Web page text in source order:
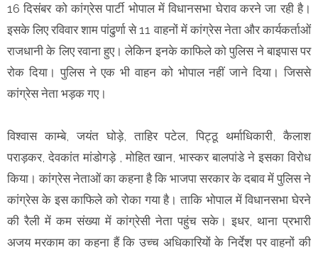
16 दिसंबर को कांग्रेस पार्टी भोपाल में विधानसभा घेराव करने जा रही है।
इसके लिए रविवार शाम पांढुर्णा से 11 वाहनों में कांग्रेस नेता और कार्यकर्ताओं
राजधानी के लिए रवाना हुए। लेकिन इनके काफिले को पुलिस ने बाइपास पर
रोक दिया। पुलिस ने एक भी वाहन को भोपाल नहीं जाने दिया। जिससे
कांग्रेस नेता भड़क गए।
विश्वास काम्बे, जयंत घोड़े, ताहिर पटेल, पिट्ठू थर्माधिकारी, कैलाश
पराड़कर, देवकांत मांडोगड़े , मोहित खान, भास्कर बालपांडे ने इसका विरोध
किया। कांग्रेस नेताओं का कहना है कि भाजपा सरकार के दबाव में पुलिस ने
कांग्रेस के इस काफिले को रोका गया है। ताकि भोपाल में विधानसभा घेरने
की रैली में कम संख्या में कांग्रेसी नेता पहुंच सके। इधर, थाना प्रभारी
अजय मरकाम का कहना हैं कि उच्च अधिकारियों के निर्देश पर वाहनों की